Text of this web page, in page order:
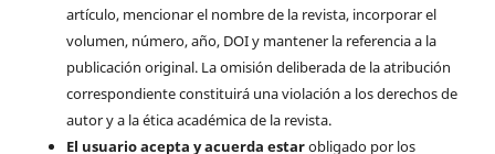
artículo, mencionar el nombre de la revista, incorporar el
volumen, número, año, DOI y mantener la referencia a la
publicación original. La omisión deliberada de la atribución
correspondiente constituirá una violación a los derechos de
autor y a la ética académica de la revista.
El usuario acepta y acuerda estarobligado por los